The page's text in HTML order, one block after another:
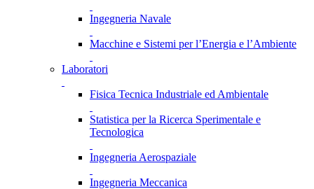
Ingegneria Navale
Macchine e Sistemi per l’Energia e l’Ambiente
Laboratori
Fisica Tecnica Industriale ed Ambientale
Statistica per la Ricerca Sperimentale e
Tecnologica
Ingegneria Aerospaziale
Ingegneria Meccanica